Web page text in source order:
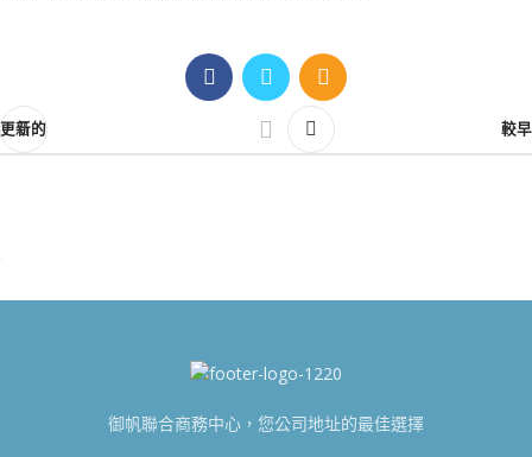
更新的 較早
御帆聯合商務中心，您公司地址的最佳選擇